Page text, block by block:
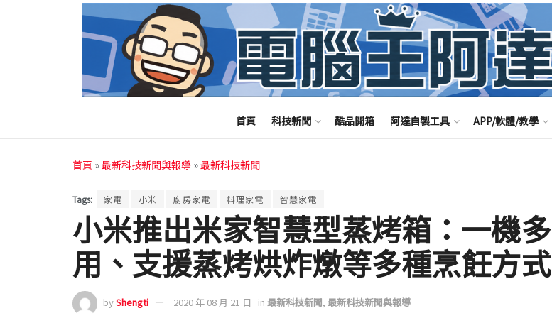
首頁 科技新聞 酷品開箱 阿達自製工具 APP/軟體/教學
首頁 »最新科技新聞與報導 »最新科技新聞
Tags: 家電 小米 廚房家電 料理家電 智慧家電
小米推出米家智慧型蒸烤箱：一機多
用、支援蒸烤烘炸燉等多種烹飪方式
byShengti 2020 年 08 月 21 日 in 最新科技新聞, 最新科技新聞與報導